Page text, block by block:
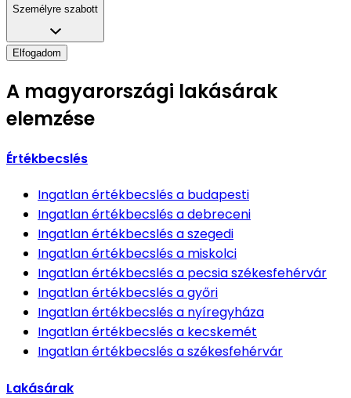
Személyre szabott
Elfogadom
A magyarországi lakásárak
elemzése
Értékbecslés
Ingatlan értékbecslésa budapesti
Ingatlan értékbecslésa debreceni
Ingatlan értékbecslésa szegedi
Ingatlan értékbecslésa miskolci
Ingatlan értékbecslésa pecsia székesfehérvár
Ingatlan értékbecslésa győri
Ingatlan értékbecslésa nyíregyháza
Ingatlan értékbecslésa kecskemét
Ingatlan értékbecslésa székesfehérvár
Lakásárak